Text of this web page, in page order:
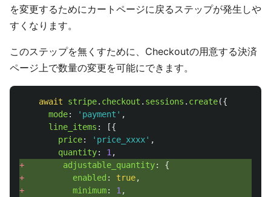
を変更するためにカートページに戻るステップが発生しや
すくなります。
このステップを無くすために、Checkoutの用意する決済
ページ上で数量の変更を可能にできます。
await stripe. checkout . sessions . create({
mode: ' payment ' ,
line_items :
[{
price: ' price_xxxx' ,
quantity: 1 ,
+
adjustable_quantity:
{
+
enabled : true,
+
minimum: 1 ,